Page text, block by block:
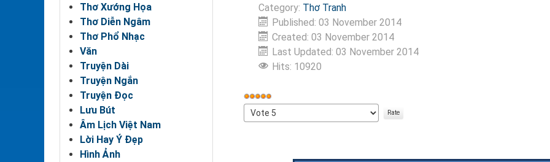
Thơ Xướng Họa
Thơ Diễn Ngâm
Thơ Phổ Nhạc
Văn
Truyện Dài
Truyện Ngắn
Truyện Đọc
Lưu Bút
Âm Lịch Việt Nam
Lời Hay Ý Đẹp
Hình Ảnh
Category: Thơ Tranh
Published: 03 November 2014
Created: 03 November 2014
Last Updated: 03 November 2014
Hits: 10920
User
Rating:
Please
Rate